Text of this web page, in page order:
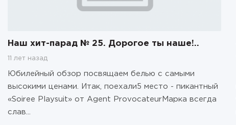
Наш хит-парад № 25. Дорогое ты наше!..
11 лет назад
Юбилейный обзор посвящаем белью с самыми
высокими ценами. Итак, поехали5 место - пикантный
«Soiree Playsuit» от Agent ProvocateurМарка всегда
слав...